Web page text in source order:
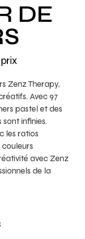
DE
Zenz Therapy,
Avec 97
pastel et des
infinies.
les ratios
avec Zenz
de la